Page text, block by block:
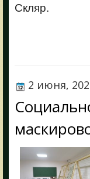
Скляр.
2 июня,